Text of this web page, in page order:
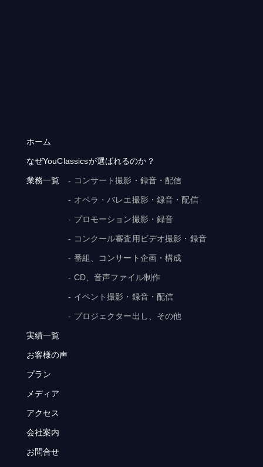
ホーム
なぜYouClassicsが選ばれるのか？
業務一覧 - コンサート撮影・録音・配信
- オペラ・バレエ撮影・録音・配信
- プロモーション撮影・録音
- コンクール審査用ビデオ撮影・録音
- 番組、コンサート企画・構成
- CD、音声ファイル制作
- イベント撮影・録音・配信
- プロジェクター出し、その他
実績一覧
お客様の声
プラン
メディア
アクセス
会社案内
お問合せ